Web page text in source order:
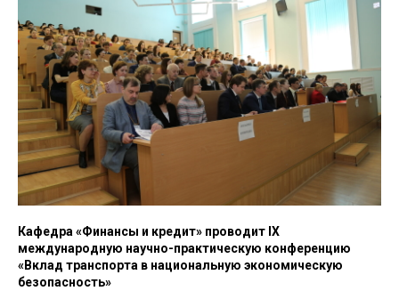
Кафедра «Финансы и кредит» проводит IX
международную научно-практическую конференцию
«Вклад транспорта в национальную экономическую
безопасность»